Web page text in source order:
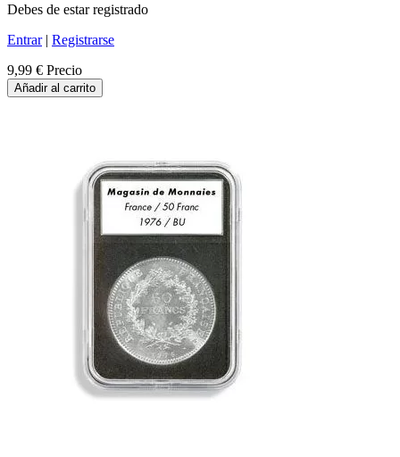
Debes de estar registrado
Entrar| Registrarse
9,99 € Precio
Añadir al carrito